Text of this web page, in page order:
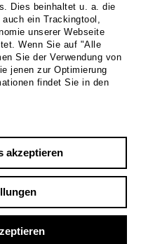
Dies beinhaltet u. a. die
ein Trackingtool,
unserer Webseite
Wenn Sie auf "Alle
Sie der Verwendung von
jenen zur Optimierung
findet Sie in den
akzeptieren